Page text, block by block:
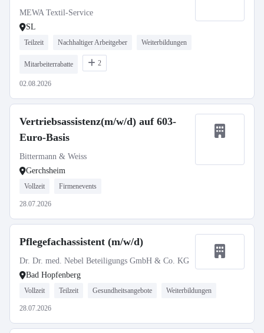
MEWA Textil-Service
SL
Teilzeit Nachhaltiger Arbeitgeber Weiterbildungen
Mitarbeiterrabatte 2
02.08.2026
Vertriebsassistenz(m/w/d) auf 603-
Euro-Basis
Bittermann & Weiss
Gerchsheim
Vollzeit Firmenevents
28.07.2026
Pflegefachassistent (m/w/d)
Dr. Dr. med. Nebel Beteiligungs GmbH & Co. KG
Bad Hopfenberg
Vollzeit Teilzeit Gesundheitsangebote Weiterbildungen
28.07.2026